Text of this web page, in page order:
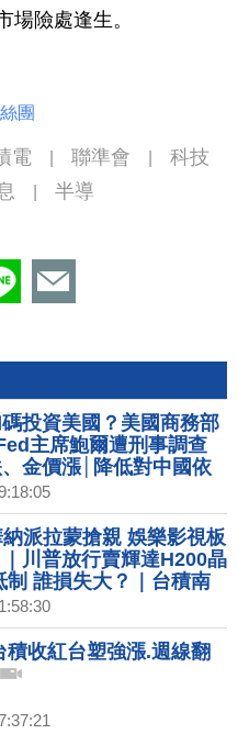
場險處逢生。
團
電 聯準會
科技
半導
投資美國？美國商務部
主席鮑爾遭刑事調查
金價漲│降低對中國依
深海稀土開採計劃│全
！台灣國安基金宣布退
派拉蒙搶親 娛樂影視板
川普放行賣輝達H200晶
制 誰損失大？｜台積南
美撤銷 先進製程加碼投
搖飲進駐美國一級戰區
消費力？
積收紅台塑強漲.週線翻